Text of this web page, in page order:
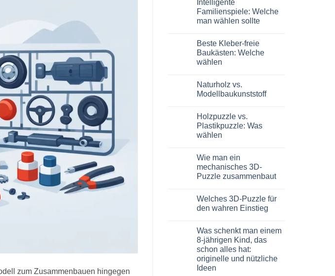
zum Zusammenbauen hingegen
zu
Dinosauro
3D
in
scegliere
Intelligente
Familienspiele: Welche
man wählen sollte
zu
Giochi
intelligenti
per
scegliere
Beste Kleber-freie
Baukästen: Welche
wählen
zu
Migliori
kit
colla:
quali
scegliere
Naturholz vs.
Modellbaukunststoff
zu
Legno
naturale
vs
Holzpuzzle vs.
Plastikpuzzle: Was
wählen
zu
legno
vs
scegliere
Wie man ein
mechanisches 3D-
Puzzle zusammenbaut
zu
Come
assemblare
3D
meccanico
Welches 3D-Puzzle für
den wahren Einstieg
zu
Quale
puzzle
3D
per
iniziare
davvero
Was schenkt man einem
8-jährigen Kind, das
schon alles hat:
originelle und nützliche
Ideen